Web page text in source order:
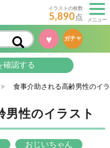
イラストの枚数
5,890点 メニュー
♥ ガチャ
確認する
食事介助される高齢男性のイ
男性のイラスト
おじいちゃん